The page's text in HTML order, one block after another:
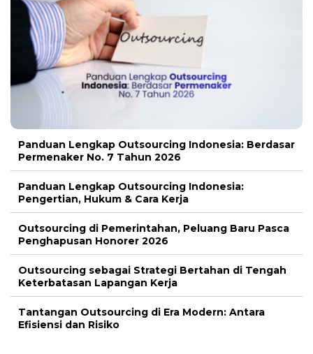
Panduan Lengkap Outsourcing Indonesia: Berdasar
Permenaker No. 7 Tahun 2026
Panduan Lengkap Outsourcing Indonesia:
Pengertian, Hukum & Cara Kerja
Outsourcing di Pemerintahan, Peluang Baru Pasca
Penghapusan Honorer 2026
Outsourcing sebagai Strategi Bertahan di Tengah
Keterbatasan Lapangan Kerja
Tantangan Outsourcing di Era Modern: Antara
Efisiensi dan Risiko